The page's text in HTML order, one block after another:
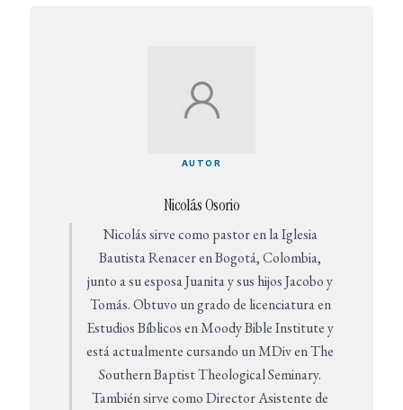
AUTOR
Nicolás Osorio
Nicolás sirve como pastor en la Iglesia
Bautista Renacer en Bogotá, Colombia,
junto a su esposa Juanita y sus hijos Jacobo y
Tomás. Obtuvo un grado de licenciatura en
Estudios Bíblicos en Moody Bible Institute y
está actualmente cursando un MDiv en The
Southern Baptist Theological Seminary.
También sirve como Director Asistente de